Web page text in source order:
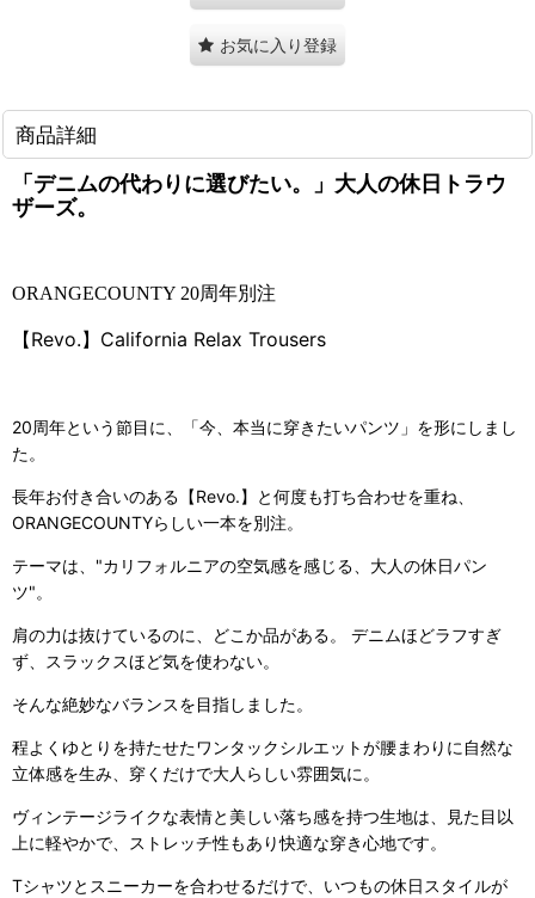
お気に入り登録
商品詳細
「デニムの代わりに選びたい。」大人の休日トラウ
ザーズ。
ORANGECOUNTY 20周年別注
【Revo.】California Relax Trousers
20周年という節目に、「今、本当に穿きたいパンツ」を形にしまし
た。
長年お付き合いのある【Revo.】と何度も打ち合わせを重ね、
ORANGECOUNTYらしい一本を別注。
テーマは、"カリフォルニアの空気感を感じる、大人の休日パン
ツ"。
肩の力は抜けているのに、どこか品がある。 デニムほどラフすぎ
ず、スラックスほど気を使わない。
そんな絶妙なバランスを目指しました。
程よくゆとりを持たせたワンタックシルエットが腰まわりに自然な
立体感を生み、穿くだけで大人らしい雰囲気に。
ヴィンテージライクな表情と美しい落ち感を持つ生地は、見た目以
上に軽やかで、ストレッチ性もあり快適な穿き心地です。
Tシャツとスニーカーを合わせるだけで、いつもの休日スタイルが